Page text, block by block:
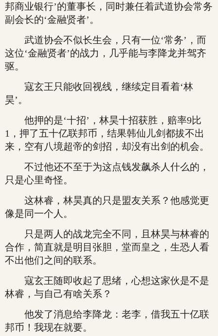
邦商业银行’的董事长，同时兼任着武道协会常务
副会长的‘金融贤者’。
武道协会不似长生会，只有一位‘常务’，而
这位‘金融贤者’的战力，几乎能与李降龙并驾齐
驱。
寇玄王只能收回视线，继续定目看着‘林
昊’。
他押的是‘十招’，林昊十招获胜，赔率9比
1，押了五十亿联邦币，结果韩仙儿剑都拔不出
来，空有八境超帝的剑招，却没有出剑的机会。
不过他还不至于为这点钱发飙杀人什么的，
只是心里奇怪。
这林睿，林昊真的只是盟友关系？他感觉更
像是同一个人。
只是两人的战龙完全不同，且林昊与林睿的
合作，简直就是明目张胆，堂而皇之，生恐人看
不出他们之间的联系。
寇玄王随即收起了思绪，心想这家伙是不是
林睿，与自己有啥关系？
他发了消息给李降龙：老李，借我五十亿联
邦币！我现在就要。